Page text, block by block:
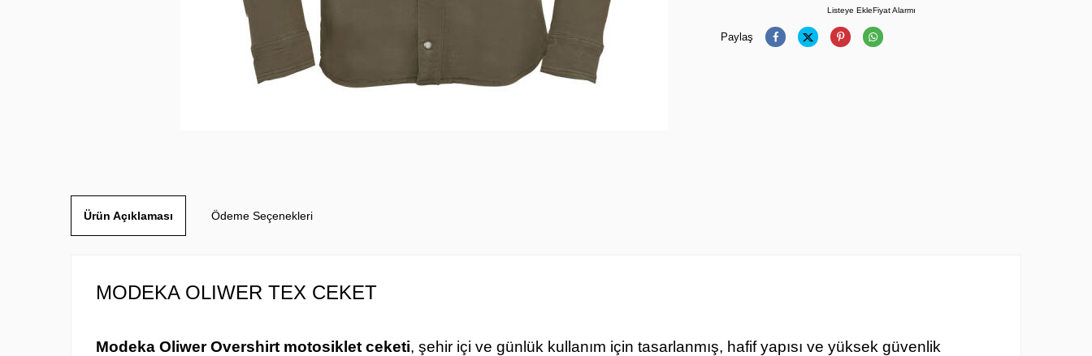
Listeye EkleFiyat Alarmı
Paylaş
Ürün Açıklaması Ödeme Seçenekleri
MODEKA OLIWER TEX CEKET
Modeka Oliwer Overshirt motosiklet ceketi, şehir içi ve günlük kullanım için tasarlanmış, hafif yapısı ve yüksek güvenlik